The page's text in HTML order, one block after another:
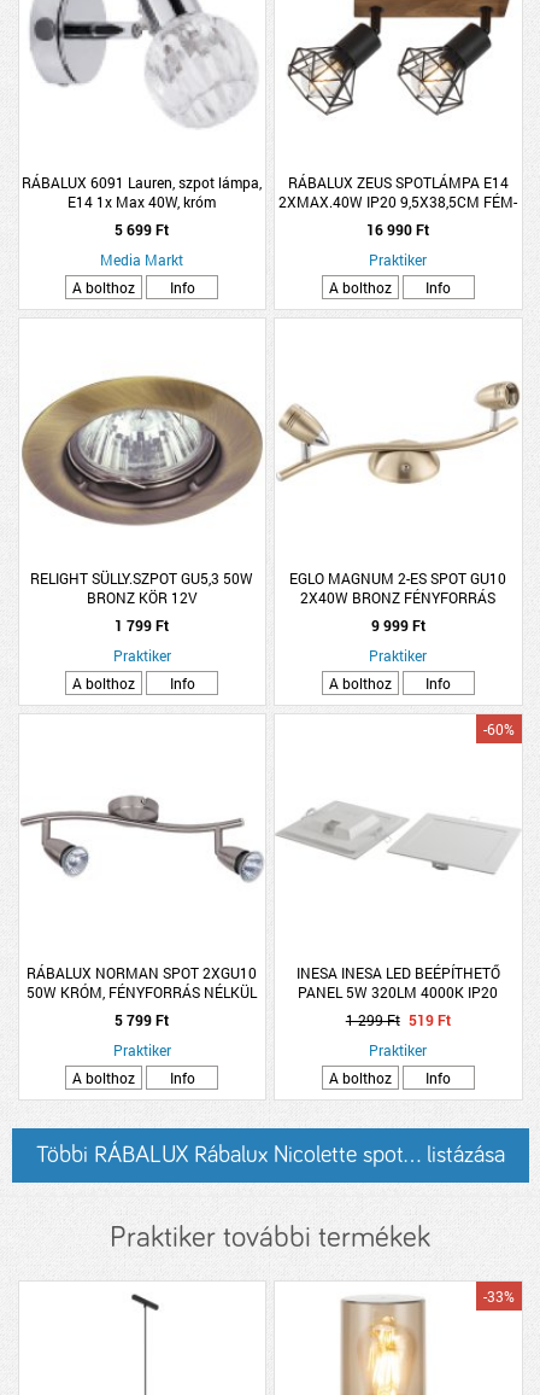
RÁBALUX 6091 Lauren, szpot lámpa,
E14 1x Max 40W, króm
5 699 Ft
Media Markt
A bolthoz
Info
RÁBALUX ZEUS SPOTLÁMPA E14
2XMAX.40W IP20 9,5X38,5CM FÉM-
FA FEKETE-TÖLGY
16 990 Ft
Praktiker
A bolthoz
Info
RELIGHT SÜLLY.SZPOT GU5,3 50W
BRONZ KÖR 12V
1 799 Ft
Praktiker
A bolthoz
Info
EGLO MAGNUM 2-ES SPOT GU10
2X40W BRONZ FÉNYFORRÁS
NÉLKÜL (CSAK ENTAK/LED)
9 999 Ft
Praktiker
A bolthoz
Info
RÁBALUX NORMAN SPOT 2XGU10
50W KRÓM, FÉNYFORRÁS NÉLKÜL
5 799 Ft
Praktiker
A bolthoz
Info
INESA INESA LED BEÉPÍTHETŐ
PANEL 5W 320LM 4000K IP20
8,5X8,5CM SZÖGLETES
-60%
1 299 Ft 519 Ft
Praktiker
A bolthoz
Info
Többi RÁBALUX Rábalux Nicolette spot... listázása
Praktiker további termékek
-33%